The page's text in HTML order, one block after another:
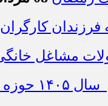
فرزندان
مشاغل
جاجرم